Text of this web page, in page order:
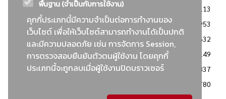
พื้นฐาน (จำเป็นกับการใช้งาน)
คุกกี้ประเภทนี้มีความจำเป็นต่อการทำงานของ
เว็บไซต์ เพื่อให้เว็บไซต์สามารถทำงานได้เป็นปกติ
และมีความปลอดภัย เช่น การจัดการ Session,
การตรวจสอบยืนยันตัวตนผู้ใช้งาน โดยคุกกี้
ประเภทนี้จะถูกลบเมื่อผู้ใช้งานปิดบราวเซอร์
: วิธีเฉพาะเจาะจง
2113
ข่าวสาร/ประกาศ
1953
: เอกสารส่งเสริมความโปร่งใสในการจัดซื้อจัดจ้าง
1632
ข่าวสารจัดซื้อจัดจ้าง
1149
: แผนการจัดซื้อจัดจ้าง
837
780